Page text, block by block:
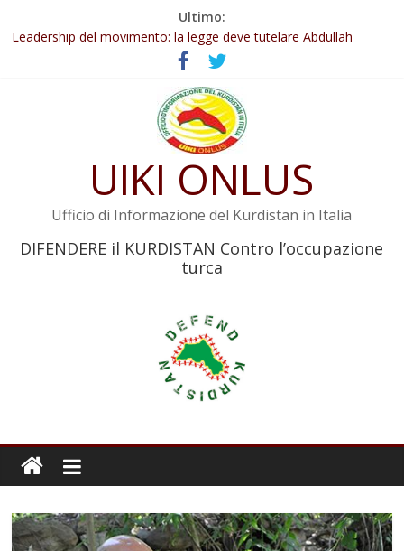
Ultimo:
Abdullah Öcalan: Le legge negativa deve essere trasformata in
legge positiva
Leadership del movimento: la legge deve tutelare Abdullah
Commissione donne del KNK: Şengal è di nuovo sotto minaccia
Non tenere conto della situazione di Rêber Apo ostacolerebbe
Il KNK chiede un’azione internazionale contro i crimini di guerra
UIKI ONLUS
Ufficio di Informazione del Kurdistan in Italia
DIFENDERE il KURDISTAN Contro l’occupazione
turca